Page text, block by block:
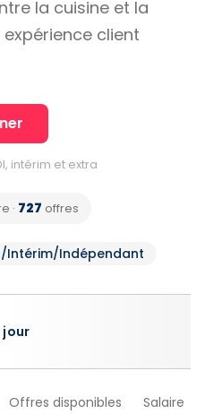
la cuisine et la
client
intérim et extra
· 727 offres
Intérim/Indépendant
jour
Offres disponibles Salaire